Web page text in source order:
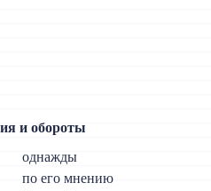
и обороты
однажды
по его мнению